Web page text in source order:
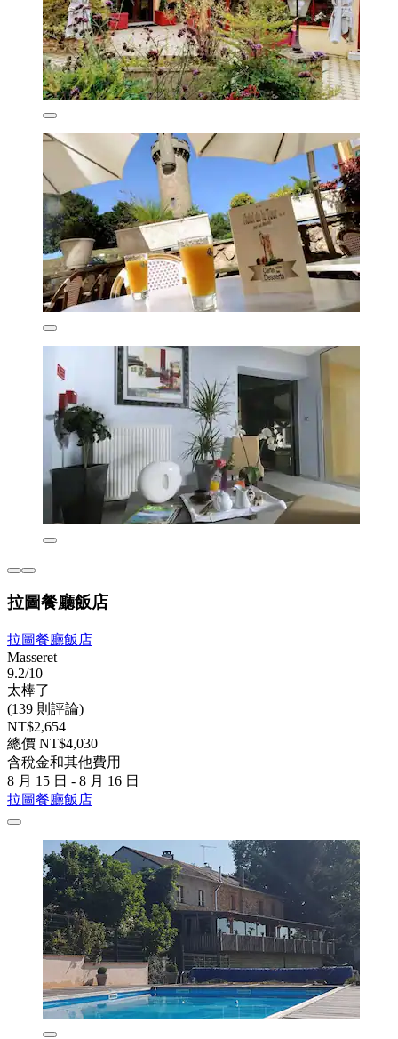
拉圖餐廳飯店
拉圖餐廳飯店
Masseret
9.2/10
太棒了
(139 則評論)
NT$2,654
總價 NT$4,030
含稅金和其他費用
8 月 15 日 - 8 月 16 日
拉圖餐廳飯店